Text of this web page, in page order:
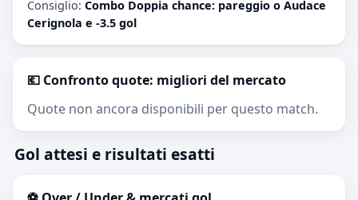
Consiglio: Combo Doppia chance: pareggio o Audace
Cerignola e -3.5 gol
💶 Confronto quote: migliori del mercato
Quote non ancora disponibili per questo match.
Gol attesi e risultati esatti